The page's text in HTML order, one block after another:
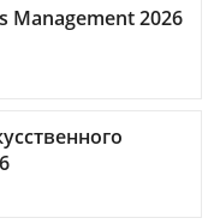
Management 2026